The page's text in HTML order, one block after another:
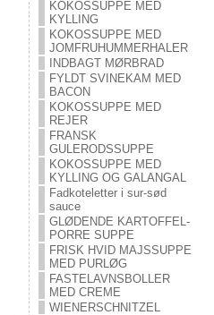
KOKOSSUPPE MED
KYLLING
KOKOSSUPPE MED
JOMFRUHUMMERHALER
INDBAGT MØRBRAD
FYLDT SVINEKAM MED
BACON
KOKOSSUPPE MED
REJER
FRANSK
GULERODSSUPPE
KOKOSSUPPE MED
KYLLING OG GALANGAL
Fadkoteletter i sur-sød
sauce
GLØDENDE KARTOFFEL-
PORRE SUPPE
FRISK HVID MAJSSUPPE
MED PURLØG
FASTELAVNSBOLLER
MED CREME
WIENERSCHNITZEL